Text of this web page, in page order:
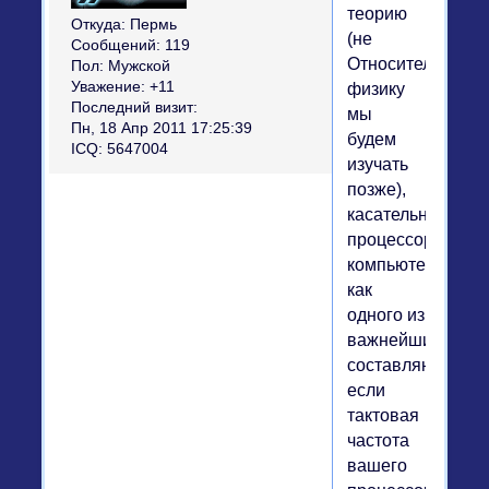
Откуда: Пермь
Сообщений: 119
Пол: Мужской
Уважение: +11
Последний визит:
Пн, 18 Апр 2011 17:25:39
ICQ: 5647004
теорию
(не
физику
мы
будем
изучать
позже),
касательно
процессора
компьютера,
как
одного из
важнейших
составляющих:
если
тактовая
частота
вашего